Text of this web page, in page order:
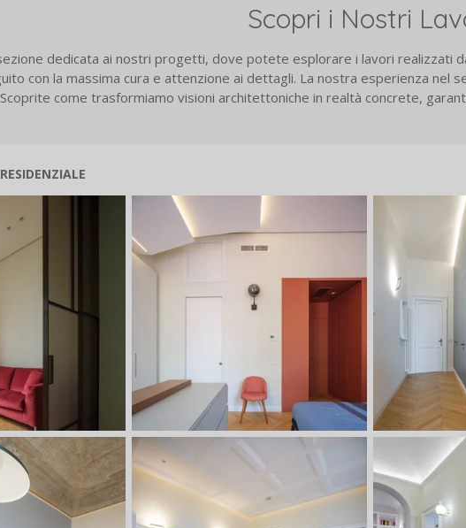
Scopri i Nostri
dedicata ai nostri progetti, dove potete esplorare i lavori realizzati
con la massima cura e attenzione ai dettagli. La nostra esperienza
Scoprite come trasformiamo visioni architettoniche in realtà concrete,